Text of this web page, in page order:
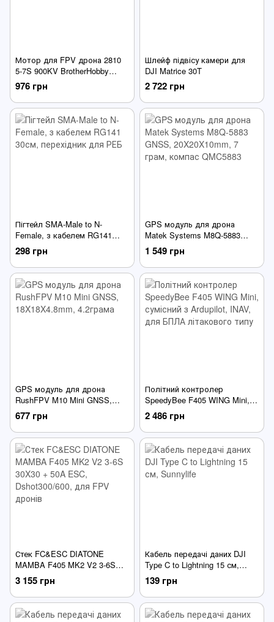
Мотор для FPV дрона 2810
5-7S 900KV BrotherHobby
Avenger, безколекторний
976 грн
Шлейф підвісу камери для
DJI Matrice 30T
2 722 грн
Пігтейл SMA-Male to N-
Female, з кабелем RG141
30см, перехідник для РЕБ
298 грн
GPS модуль для дрона
Matek Systems M8Q-5883
GNSS, 20X20X10mm, 7 грам,
компас QMC5883
1 549 грн
GPS модуль для дрона
RushFPV M10 Mini GNSS,
18X18X4.8mm, 4.2грама
677 грн
Політний контролер
SpeedyBee F405 WING Mini,
сумісний з Ardupilot, INAV,
для БПЛА літакового типу
2 486 грн
Стек FC&ESC DIATONE
MAMBA F405 MK2 V2 3-6S
30X30 + 50A ESC,
Dshot300/600, для FPV
дронів
3 155 грн
Кабель передачі даних DJI
Type C to Lightning 15 см,
Sunnylife
139 грн